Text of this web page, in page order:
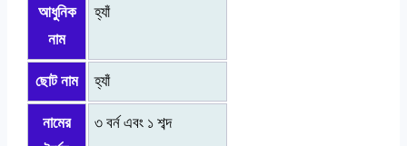
আধুনিক
নাম
হ্যাঁ
ছোট নাম হ্যাঁ
নামের
৩ বর্ন এবং ১ শব্দ